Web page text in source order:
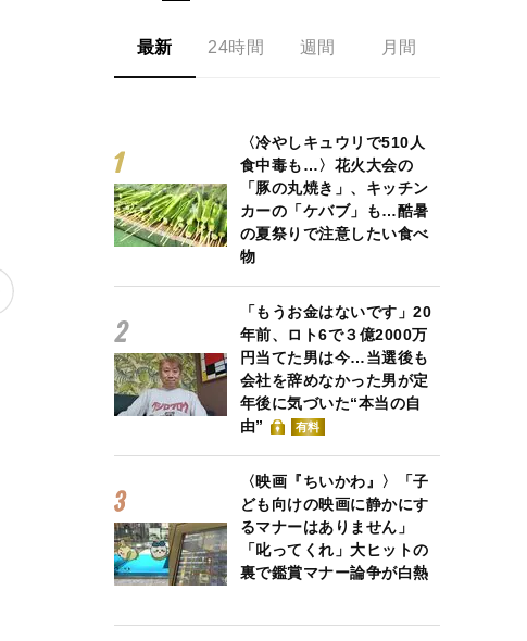
最新 24時間 週間 月間
〈冷やしキュウリで510人
食中毒も…〉花火大会の
「豚の丸焼き」、キッチン
カーの「ケバブ」も…酷暑
の夏祭りで注意したい食べ
物
「もうお金はないです」20
年前、ロト6で３億2000万
円当てた男は今…当選後も
会社を辞めなかった男が定
年後に気づいた“本当の自
由”
有料
〈映画『ちいかわ』〉「子
ども向けの映画に静かにす
るマナーはありません」
「叱ってくれ」大ヒットの
裏で鑑賞マナー論争が白熱